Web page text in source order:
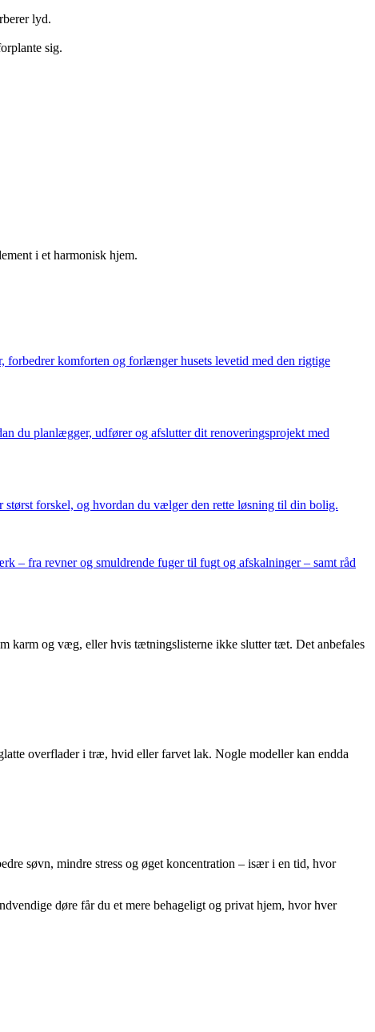
lyd.
sig.
i et harmonisk hjem.
komforten og forlænger husets levetid med den rigtige
du planlægger, udfører og afslutter dit renoveringsprojekt med
forskel, og hvordan du vælger den rette løsning til din bolig.
– fra revner og smuldrende fuger til fugt og afskalninger – samt råd
karm og væg, eller hvis tætningslisterne ikke slutter tæt. Det anbefales
overflader i træ, hvid eller farvet lak. Nogle modeller kan endda
søvn, mindre stress og øget koncentration – især i en tid, hvor
døre får du et mere behageligt og privat hjem, hvor hver